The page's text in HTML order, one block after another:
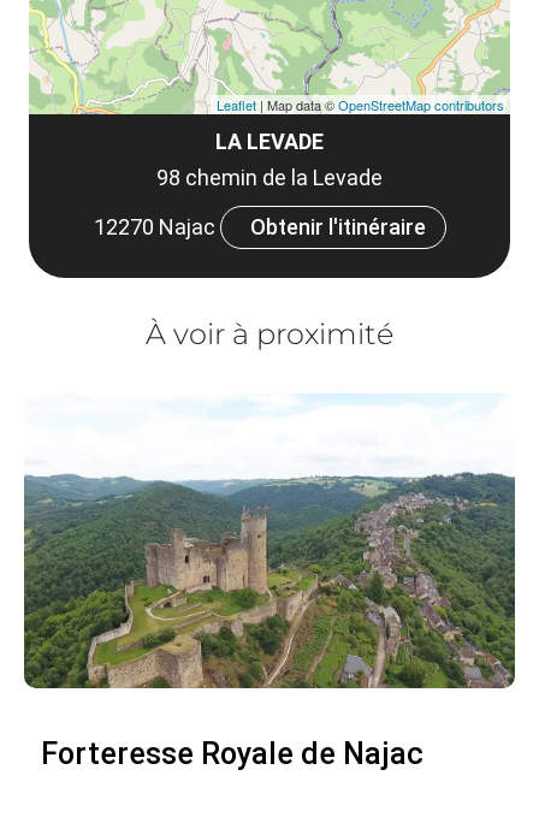
LA LEVADE
98 chemin de la Levade
12270 Najac
Obtenir l'itinéraire
Leaflet | Map data ©OpenStreetMap contributors
À voir à proximité
Forteresse Royale de Najac